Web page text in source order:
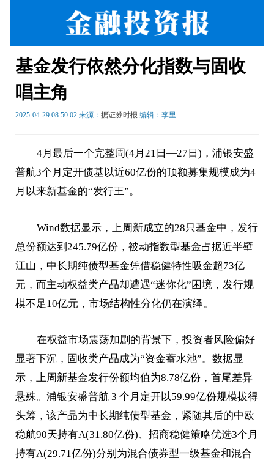
基金发行依然分化指数与固收
唱主角
2025-04-29 08:50:02 来源：据证券时报 编辑：李里
4月最后一个完整周(4月21日—27日)，浦银安盛
普航3个月定开债基以近60亿份的顶额募集规模成为4
月以来新基金的“发行王”。
Wind数据显示，上周新成立的28只基金中，发行
总份额达到245.79亿份，被动指数型基金占据近半壁
江山，中长期纯债型基金凭借稳健特性吸金超73亿
元，而主动权益类产品却遭遇“迷你化”困境，发行规
模不足10亿元，市场结构性分化仍在演绎。
在权益市场震荡加剧的背景下，投资者风险偏好
显著下沉，固收类产品成为“资金蓄水池”。数据显
示，上周新基金发行份额均值为8.78亿份，首尾差异
悬殊。浦银安盛普航 3 个月定开以59.99亿份规模拔得
头筹，该产品为中长期纯债型基金，紧随其后的中欧
稳航90天持有A(31.80亿份)、招商稳健策略优选3个月
持有A(29.71亿份)分别为混合债券型一级基金和混合